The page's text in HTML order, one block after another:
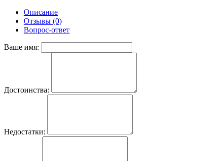
Описание
Отзывы (0)
Вопрос-ответ
Ваше имя:
Достоинства:
Недостатки: